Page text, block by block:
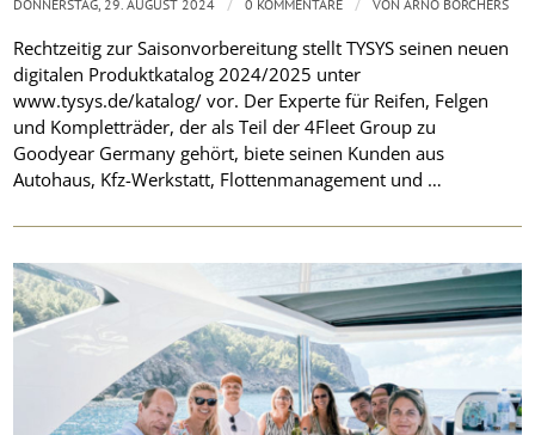
Rechtzeitig zur Saisonvorbereitung stellt TYSYS seinen neuen
digitalen Produktkatalog 2024/2025 unter
www.tysys.de/katalog/ vor. Der Experte für Reifen, Felgen
und Kompletträder, der als Teil der 4Fleet Group zu
Goodyear Germany gehört, biete seinen Kunden aus
Autohaus, Kfz-Werkstatt, Flottenmanagement und …
DONNERSTAG, 29. AUGUST 2024 / 0 KOMMENTARE / VONARNO BORCHERS